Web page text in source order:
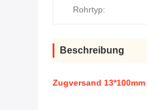
Rohrtyp:
Beschreibung
Zugversand